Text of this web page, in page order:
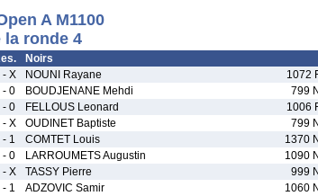
A M1100
la ronde 4
Noirs
- X NOUNI Rayane 1072
- 0 BOUDJENANE Mehdi 799 N
- 0 FELLOUS Leonard 1006
- X OUDINET Baptiste 799 N
- 1 COMTET Louis 1370 N
- 0 LARROUMETS Augustin 1090 N
- X TASSY Pierre 999 N
- 1 ADZOVIC Samir 1060 N